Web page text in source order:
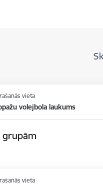
vieta
volejbola laukums
grupām
vieta